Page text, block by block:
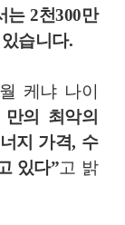
는 2천300만
습니다.
케냐 나이
만의 최악의
지 가격, 수
있다”고 밝